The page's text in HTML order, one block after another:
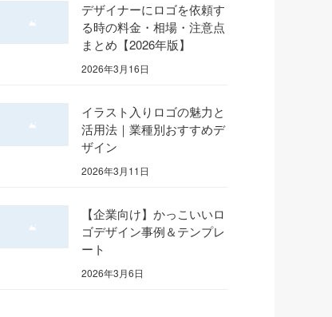
デザイナーにロゴを依頼す
る時の料金・相場・注意点
まとめ【2026年版】
2026年3月16日
イラスト入りロゴの魅力と
活用法｜業種別おすすめデ
ザイン
2026年3月11日
【企業向け】かっこいいロ
ゴデザイン事例＆テンプレ
ート
2026年3月6日